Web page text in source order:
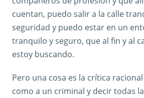
cuentan, puedo salir a la calle
seguridad y puedo estar en un
tranquilo y seguro, que al fin y al
estoy buscando.
Pero una cosa es la crítica
como a un criminal y decir todas